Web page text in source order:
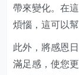
帶來變化。在
煩惱，這可以
此外，將感恩
滿足感，使您